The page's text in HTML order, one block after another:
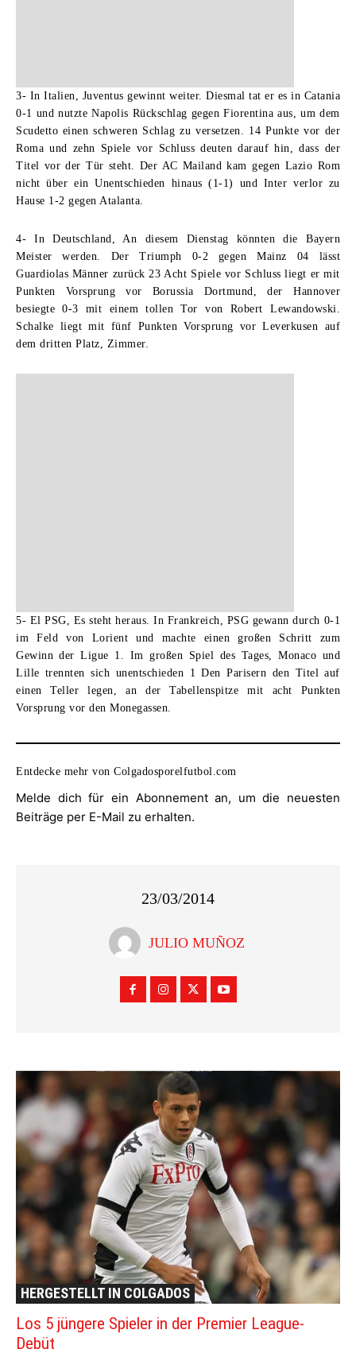
3- In Italien, Juventus gewinnt weiter. Diesmal tat er es in Catania
0-1 und nutzte Napolis Rückschlag gegen Fiorentina aus, um dem
Scudetto einen schweren Schlag zu versetzen. 14 Punkte vor der
Roma und zehn Spiele vor Schluss deuten darauf hin, dass der
Titel vor der Tür steht. Der AC Mailand kam gegen Lazio Rom
nicht über ein Unentschieden hinaus (1-1) und Inter verlor zu
Hause 1-2 gegen Atalanta.
4- In Deutschland, An diesem Dienstag könnten die Bayern
Meister werden.
Der Triumph 0-2 gegen Mainz 04 lässt
Guardiolas Männer zurück 23 Acht Spiele vor Schluss liegt er mit
Punkten Vorsprung vor Borussia Dortmund, der Hannover
besiegte 0-3 mit einem tollen Tor von Robert Lewandowski.
Schalke liegt mit fünf Punkten Vorsprung vor Leverkusen auf
dem dritten Platz, Zimmer.
5- El PSG, Es steht heraus. In Frankreich, PSG gewann durch 0-1
im Feld von Lorient und machte einen großen Schritt zum
Gewinn der Ligue 1. Im großen Spiel des Tages, Monaco und
Lille trennten sich unentschieden 1 Den Parisern den Titel auf
einen Teller legen, an der Tabellenspitze mit acht Punkten
Vorsprung vor den Monegassen.
Entdecke mehr von Colgadosporelfutbol.com
Melde dich für ein Abonnement an, um die neuesten
Beiträge per E-Mail zu erhalten.
23/03/2014
JULIO MUÑOZ
HERGESTELLT IN COLGADOS
Los 5 jüngere Spieler in der Premier League-
Debüt